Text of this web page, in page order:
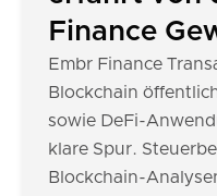
Finance
Embr Finance
Blockchain
sowie DeFi-
klare Spur.
Blockchain-